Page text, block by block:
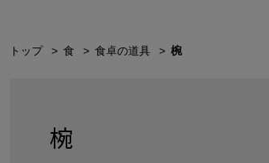
トップ 食 食卓の道具 椀
椀